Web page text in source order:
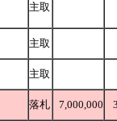
主取
主取
主取
落札 7,000,000